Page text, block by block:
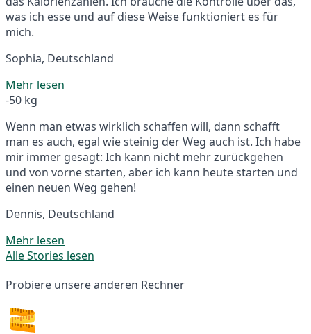
was ich esse und auf diese Weise funktioniert es für
mich.
Sophia, Deutschland
Mehr lesen
-50 kg
Wenn man etwas wirklich schaffen will, dann schafft
man es auch, egal wie steinig der Weg auch ist. Ich habe
mir immer gesagt: Ich kann nicht mehr zurückgehen
und von vorne starten, aber ich kann heute starten und
einen neuen Weg gehen!
Dennis, Deutschland
Mehr lesen
Alle Stories lesen
Probiere unsere anderen Rechner